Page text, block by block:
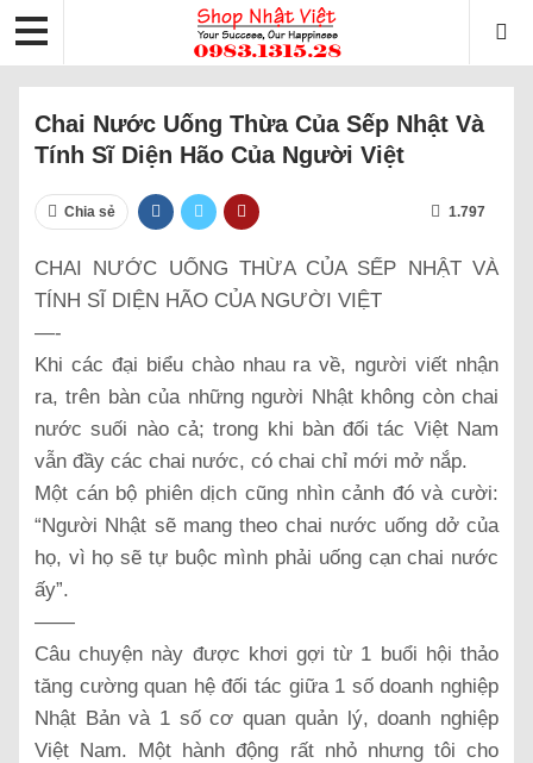
Chai Nước Uống Thừa Của Sếp Nhật Và
Tính Sĩ Diện Hão Của Người Việt
Chia sẻ 1.797
CHAI NƯỚC UỐNG THỪA CỦA SẾP NHẬT VÀ
TÍNH SĨ DIỆN HÃO CỦA NGƯỜI VIỆT
—-
Khi các đại biểu chào nhau ra về, người viết nhận
ra, trên bàn của những người Nhật không còn chai
nước suối nào cả; trong khi bàn đối tác Việt Nam
vẫn đầy các chai nước, có chai chỉ mới mở nắp.
Một cán bộ phiên dịch cũng nhìn cảnh đó và cười:
“Người Nhật sẽ mang theo chai nước uống dở của
họ, vì họ sẽ tự buộc mình phải uống cạn chai nước
ấy”.
——
Câu chuyện này được khơi gợi từ 1 buổi hội thảo
tăng cường quan hệ đối tác giữa 1 số doanh nghiệp
Nhật Bản và 1 số cơ quan quản lý, doanh nghiệp
Việt Nam. Một hành động rất nhỏ nhưng tôi cho